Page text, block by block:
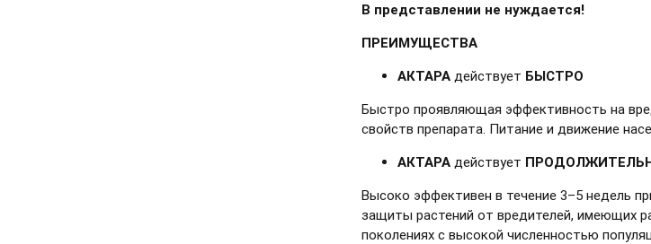
В представлении не нуждается!
ПРЕИМУЩЕСТВА
АКТАРА действует БЫСТРО
Быстро проявляющая эффективность на
свойств препарата. Питание и движение
АКТАРА действует
Высоко эффективен в течение 3–5 недель
защиты растений от вредителей, имеющих
поколениях с высокой численностью